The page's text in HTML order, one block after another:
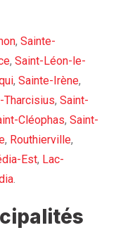
, Sainte-
, Saint-Léon-le-
, Sainte-Irène,
Tharcisius, Saint-
Cléophas, Saint-
, Routhierville,
Est, Lac-
.